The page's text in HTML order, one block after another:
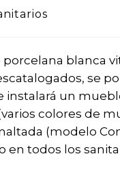
blanca
se
instalará un
colores de
(modelo
en todos los